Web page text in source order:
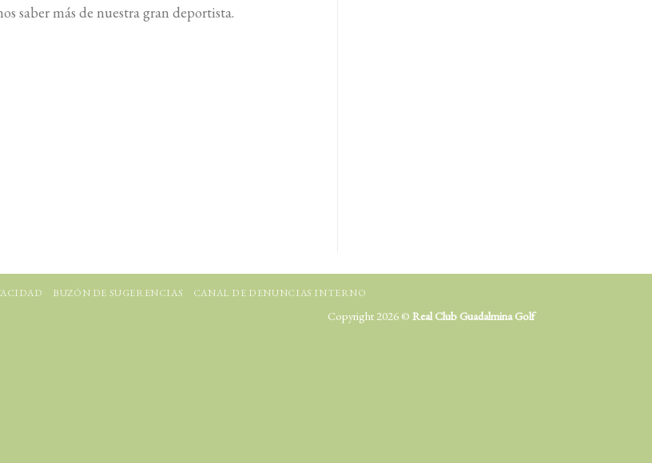
saber más de nuestra gran deportista.
BUZÓN DE SUGERENCIAS CANAL DE DENUNCIAS INTERNO
Copyright 2026 © Real Club Guadalmina Golf